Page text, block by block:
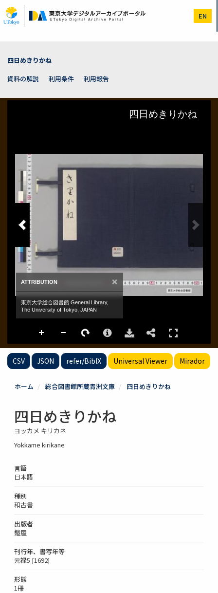
イ
ン
EN
四日めきりかね
資料の解説
利用条件 利用報告
CSV JSON refer/BibIX Universal Viewer Mirador
ホーム 総合図書館所蔵青洲文庫 四日めきりかね
四日めきりかね
ヨッカメ キリカネ
Yokkame kirikane
言語
日本語
種別
和古書
出版者
鎰屋
刊行年、書写年等
元禄5 [1692]
形態
1冊